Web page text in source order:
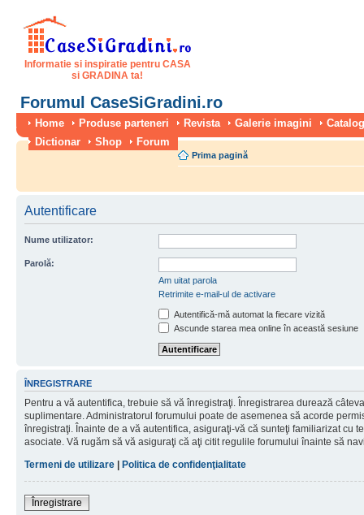
Informatie si inspiratie pentru CASA
si GRADINA ta!
Forumul CaseSiGradini.ro
Home Produse parteneri Revista Galerie imagini
Dictionar
Shop Forum
Prima pagină
Autentificare
Nume utilizator:
Parolă:
Am uitat parola
Retrimite e-mail-ul de activare
Autentifică-mă automat la fiecare vizită
Ascunde starea mea online în această sesiune
ÎNREGISTRARE
Pentru a vă autentifica, trebuie să vă înregistraţi. Înregistrarea durează
suplimentare. Administratorul forumului poate de asemenea să acorde
înregistraţi. Înainte de a vă autentifica, asiguraţi-vă că sunteţi familiarizat cu
asociate. Vă rugăm să vă asiguraţi că aţi citit regulile forumului înainte să
Termeni de utilizare | Politica de confidenţialitate
Înregistrare